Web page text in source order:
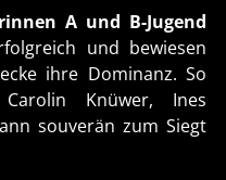
A und B-Jugend
und bewiesen
ihre Dominanz. So
Knüwer, Ines
souverän zum Siegt